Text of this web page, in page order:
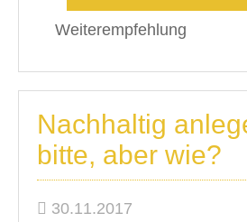
Weiterempfehlung
Nachhaltig
bitte, aber wie?
30.11.2017